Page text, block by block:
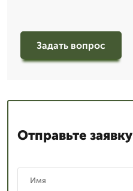
Задать вопрос
Отправьте заявку